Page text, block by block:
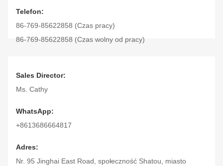
Telefon:
86-769-85622858 (Czas pracy)
86-769-85622858 (Czas wolny od pracy)
86-769-85622958
Sales Director:
Ms. Cathy
WhatsApp:
+8613686664817
Adres:
Nr. 95 Jinghai East Road, społeczność Shatou, miasto